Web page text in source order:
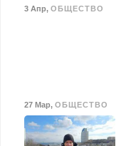
3 Апр, ОБЩЕСТВО
27 Мар, ОБЩЕСТВО